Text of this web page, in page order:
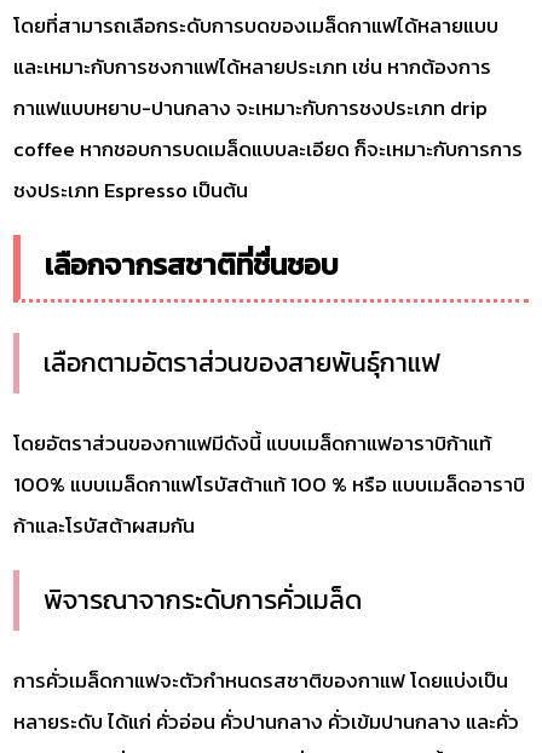
โดยที่สามารถเลือกระดับการบดของเมล็ดกาแฟได้หลายแบบ
และเหมาะกับการชงกาแฟได้หลายประเภท เช่น หากต้องการ
กาแฟแบบหยาบ-ปานกลาง จะเหมาะกับการชงประเภท drip
coffee หากชอบการบดเมล็ดแบบละเอียด ก็จะเหมาะกับการการ
ชงประเภท Espresso เป็นต้น
เลือกจากรสชาติที่ชื่นชอบ
เลือกตามอัตราส่วนของสายพันธุ์กาแฟ
โดยอัตราส่วนของกาแฟมีดังนี้ แบบเมล็ดกาแฟอาราบิก้าแท้
100% แบบเมล็ดกาแฟโรบัสต้าแท้ 100 % หรือ แบบเมล็ดอาราบิ
ก้าและโรบัสต้าผสมกัน
พิจารณาจากระดับการคั่วเมล็ด
การคั่วเมล็ดกาแฟจะตัวกำหนดรสชาติของกาแฟ โดยแบ่งเป็น
หลายระดับ ได้แก่ คั่วอ่อน คั่วปานกลาง คั่วเข้มปานกลาง และคั่ว